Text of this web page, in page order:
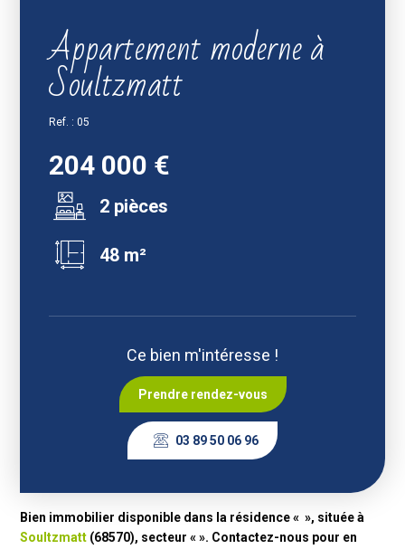
Appartement moderne à
Soultzmatt
Ref. : 05
204 000 €
2 pièces
48 m²
Ce bien m'intéresse !
Prendre rendez-vous
03 89 50 06 96
Bien immobilier disponible dans la résidence « », située à
Soultzmatt (68570), secteur « ». Contactez-nous pour en